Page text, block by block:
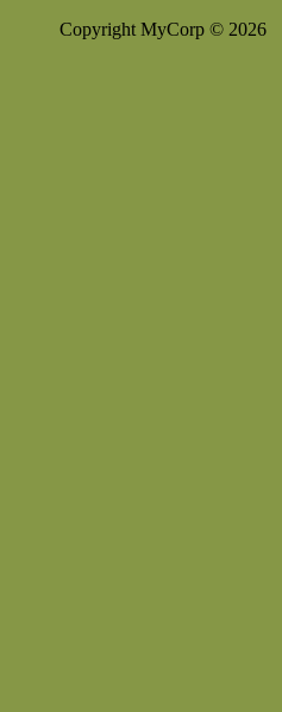
Copyright MyCorp © 2026